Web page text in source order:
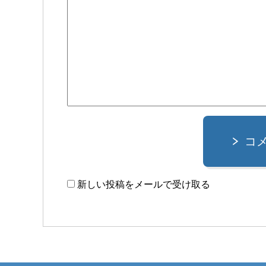
コ
新しい投稿をメールで受け取る